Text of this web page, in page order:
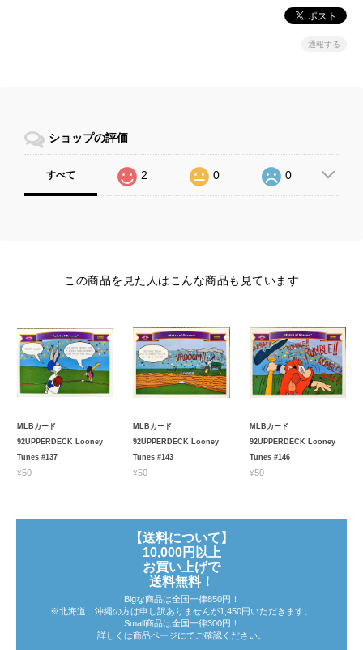
通報する
ショップの評価
すべて 2 0 0
この商品を見た人はこんな商品も見ています
MLBカード
92UPPERDECK Looney
Tunes #137
¥50
MLBカード
92UPPERDECK Looney
Tunes #143
¥50
MLBカード
92UPPERDECK Looney
Tunes #146
¥50
【送料について】
10,000円以上
お買い上げで
送料無料！
Bigな商品は全国一律850円！
※北海道、沖縄の方は申し訳ありませんが1,450円いただきます。
Small商品は全国一律300円！
詳しくは商品ページにてご確認ください。